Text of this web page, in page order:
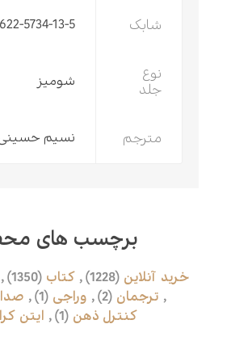
شابک 5734-13-5
نوع
جلد
شومیز
مترجم نسیم
برچسب های
خرید آنلاین (1228)
, کتاب (1350)
,
, ترجمان (2)
, وراجی (1)
,
کنترل ذهن (1)
, ایتن